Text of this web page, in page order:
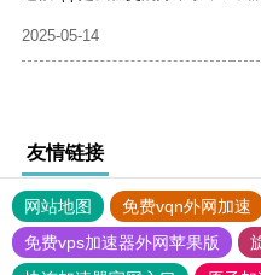
2025-05-14
友情链接
网站地图 免费vqn外网加速
免费vps加速器外网苹果版